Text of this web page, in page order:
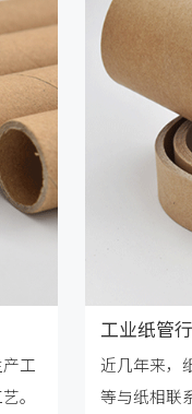
工
。
工业纸管
近几年来，
等与纸相联